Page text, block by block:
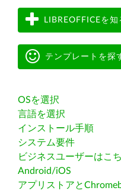
LIBREOFFICEを知
テンプレートを探
OSを選択
言語を選択
インストール手順
システム要件
ビジネスユーザーはこ
Android/iOS
アプリストアと